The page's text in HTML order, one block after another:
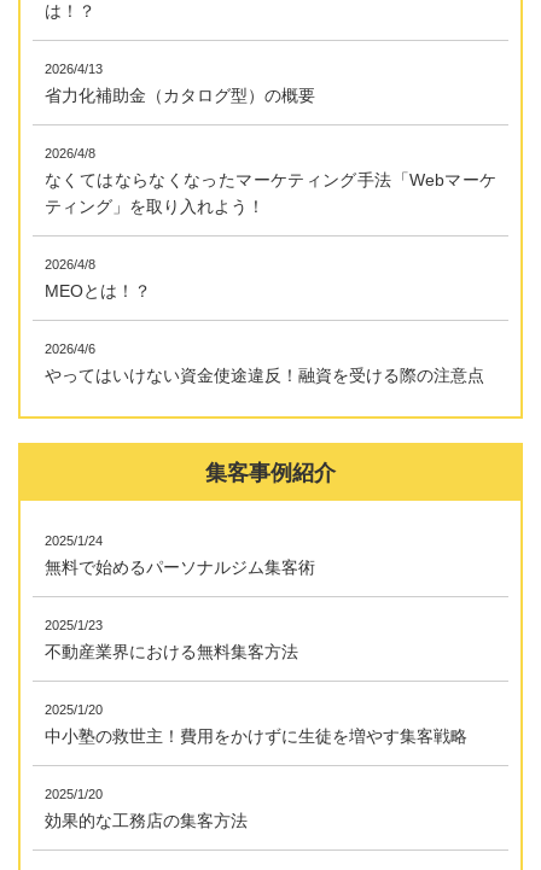
は！？
2026/4/13
省力化補助金（カタログ型）の概要
2026/4/8
なくてはならなくなったマーケティング手法「Webマーケ
ティング」を取り入れよう！
2026/4/8
MEOとは！？
2026/4/6
やってはいけない資金使途違反！融資を受ける際の注意点
集客事例紹介
2025/1/24
無料で始めるパーソナルジム集客術
2025/1/23
不動産業界における無料集客方法
2025/1/20
中小塾の救世主！費用をかけずに生徒を増やす集客戦略
2025/1/20
効果的な工務店の集客方法